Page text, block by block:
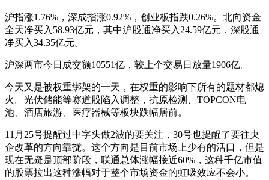
沪指涨1.76%，深成指涨0.92%，创业板指跌0.26%。北向资金
全天净买入58.93亿元，其中沪股通净买入24.59亿元，深股通
净买入34.35亿元。
沪深两市今日成交额10551亿，较上个交易日放量1906亿。
今天又是被权重绑架的一天，在权重的影响下所有的题材都熄
火。光伏储能等赛道股陷入调整，抗原检测、TOPCON电
池、酒店旅游、医疗器械等板块跌幅居前。
11月25号提醒过中字头做2波的要关注，30号也提醒了要往央
企改革的方向靠拢。这个方向是目前市场上少有的活口，但是
现在无疑是顶部阶段，联通总体涨幅接近60%，这种千亿市值
的股票拉出这种涨幅对于整个市场资金的虹吸效应不会小。